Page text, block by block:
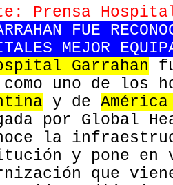
Prensa
FUE
MEJOR
Garrahan
como uno de los
y de
por Global
la
y pone en
que